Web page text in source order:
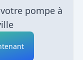
pompe à